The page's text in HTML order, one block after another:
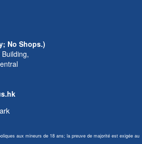
No Shops.)
aux mineurs de 18 ans; la preuve de majorité est exigée au